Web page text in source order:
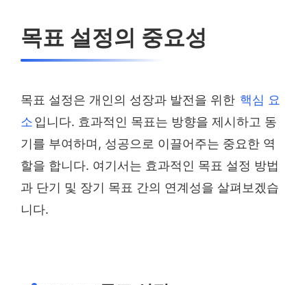
목표 설정의 중요성
목표 설정은 개인의 성장과 발전을 위한 핵심 요
소입니다. 효과적인 목표는 방향을 제시하고 동
기를 부여하며, 성공으로 이끌어주는 중요한 역
할을 합니다. 여기서는 효과적인 목표 설정 방법
과 단기 및 장기 목표 간의 연계성을 살펴보겠습
니다.